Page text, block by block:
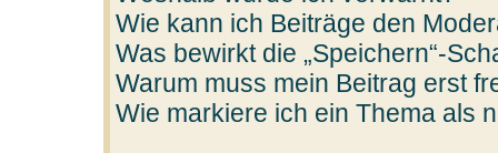
Wie kann ich Beiträge den
Was bewirkt die „Speichern“-
Warum muss mein Beitrag erst
Wie markiere ich ein Thema als